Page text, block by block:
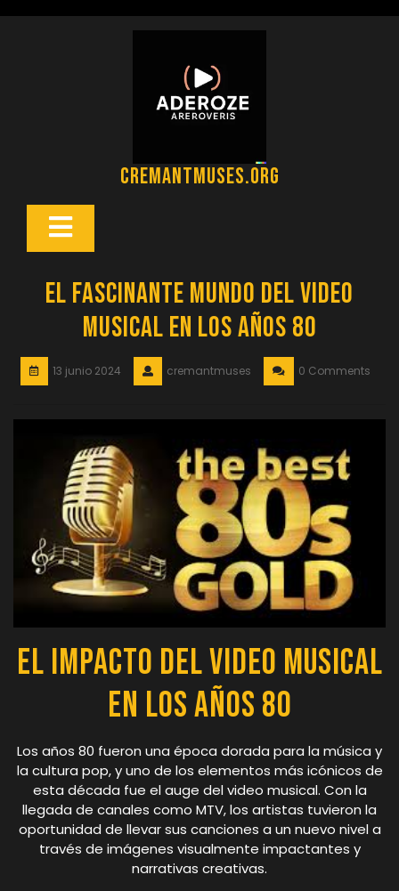
cremantmuses.org
Botón
El Fascinante Mundo del Video
Musical en los Años 80
13 junio 2024 cremantmuses 0 Comments
El Impacto del Video Musical
en los Años 80
Los años 80 fueron una época dorada para la música y
la cultura pop, y uno de los elementos más icónicos de
esta década fue el auge del video musical. Con la
llegada de canales como MTV, los artistas tuvieron la
oportunidad de llevar sus canciones a un nuevo nivel a
través de imágenes visualmente impactantes y
narrativas creativas.